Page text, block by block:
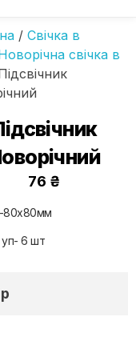
/ Свічка в
свічка в
76 ₴
80х80мм
6 шт